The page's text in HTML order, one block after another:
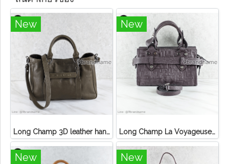
New
Long Champ 3D leather handbag
New
Long Champ La Voyageuse Bag Leather
New New